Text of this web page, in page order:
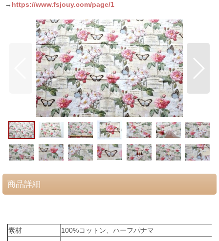
→ https://www.fsjouy.com/page/1
商品詳細
素材 100%コットン、ハーフパナマ